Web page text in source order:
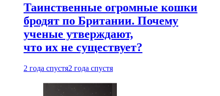
Таинственные огромные кошки
бродят по Британии. Почему
ученые утверждают,
что их не существует?
2 года спустя2 года спустя